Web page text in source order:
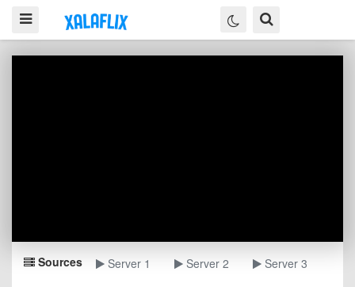
Sources Server 1 Server 2 Server 3